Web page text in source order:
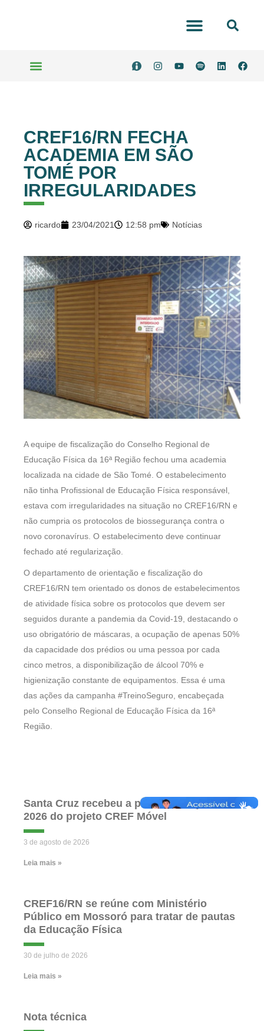
CREF16/RN FECHA
ACADEMIA EM SÃO
TOMÉ POR
IRREGULARIDADES
ricardo 23/04/2021 12:58 pm Notícias
A equipe de fiscalização do Conselho Regional de
Educação Física da 16ª Região fechou uma academia
localizada na cidade de São Tomé. O estabelecimento
não tinha Profissional de Educação Física responsável,
estava com irregularidades na situação no CREF16/RN e
não cumpria os protocolos de biossegurança contra o
novo coronavírus. O estabelecimento deve continuar
fechado até regularização.
O departamento de orientação e fiscalização do
CREF16/RN tem orientado os donos de estabelecimentos
de atividade física sobre os protocolos que devem ser
seguidos durante a pandemia da Covid-19, destacando o
uso obrigatório de máscaras, a ocupação de apenas 50%
da capacidade dos prédios ou uma pessoa por cada
cinco metros, a disponibilização de álcool 70% e
higienização constante de equipamentos. Essa é uma
das ações da campanha #TreinoSeguro, encabeçada
pelo Conselho Regional de Educação Física da 16ª
Região.
Santa Cruz recebeu a primeira edição de
2026 do projeto CREF Móvel
3 de agosto de 2026
Leia mais »
CREF16/RN se reúne com Ministério
Público em Mossoró para tratar de pautas
da Educação Física
30 de julho de 2026
Leia mais »
Nota técnica